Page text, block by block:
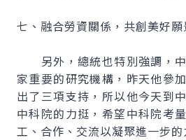
七、融合勞資關係，共創美好願
另外，總統也特別強調，中
家重要的研究機構，昨天他參
出了三項支持，所以他今天到
中科院的力挺，希望中科院考
工、合作、交流以凝聚進一步的